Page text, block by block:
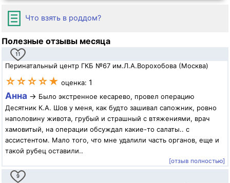
Что взять в роддом?
Полезные отзывы месяца
11
Перинатальный центр ГКБ №67 им.Л.А.Ворохобова (Москва)
☆☆☆☆★ оценка: 1
Анна → Было экстренное кесарево, провел операцию
Десятник К.А. Шов у меня, как будто зашивал сапожник, ровно
наполовину живота, грубый и страшный с втяжениями, врач
хамовитый, на операции обсуждал какие-то салаты.. с
ассистентом. Мало того, что мне удалили часть органов, еще и
такой рубец оставили..
[отзыв полностью]
9